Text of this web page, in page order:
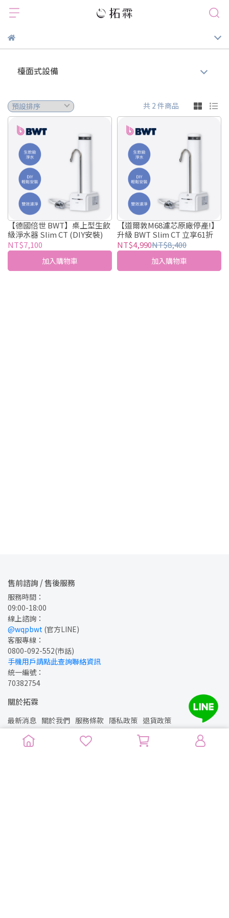
檯面式設備
共 2 件商品
【德國倍世 BWT】桌上型生飲
級淨水器 Slim CT (DIY安裝)
NT$7,100
加入購物車
【道爾敦M68濾芯原廠停產!】
升級 BWT Slim CT 立享61折
NT$4,990NT$8,400
加入購物車
售前諮詢 / 售後服務
服務時間：
09:00-18:00
線上諮詢：
@wqpbwt (官方LINE)
客服專線：
0800-092-552(市話)
手機用戶請點此查詢聯絡資訊
統一編號：
70382754
關於拓霖
最新消息 關於我們 服務條款 隱私政策 退貨政策
安裝案例